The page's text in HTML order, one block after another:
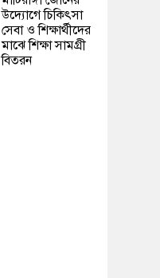
উদ্যোগে চিকিৎসা
সেবা ও শিক্ষার্থীদের
মাঝে শিক্ষা সামগ্রী
বিতরন